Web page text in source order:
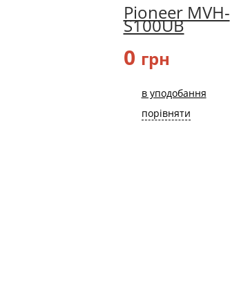
Pioneer MVH-
S100UB
0 грн
в уподобання
порівняти